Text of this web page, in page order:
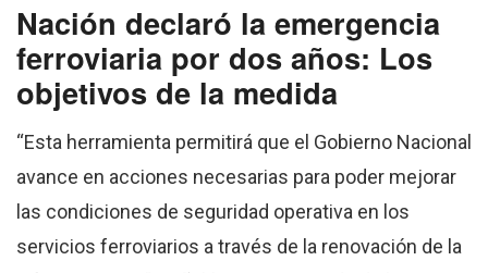
Nación declaró la emergencia
ferroviaria por dos años: Los
objetivos de la medida
“Esta herramienta permitirá que el Gobierno Nacional
avance en acciones necesarias para poder mejorar
las condiciones de seguridad operativa en los
servicios ferroviarios a través de la renovación de la